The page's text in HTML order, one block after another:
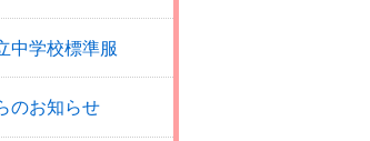
中学校標準服
のお知らせ